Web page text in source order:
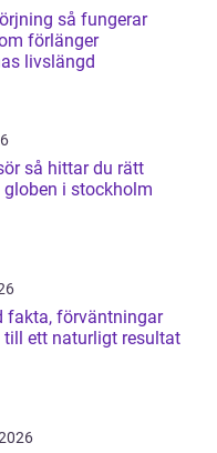
fungerar
förlänger
livslängd
rätt
i stockholm
till ett naturligt resultat